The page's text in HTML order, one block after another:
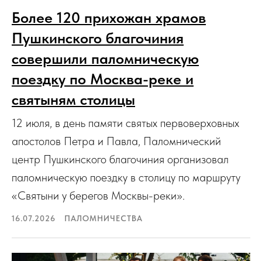
Более 120 прихожан храмов
Пушкинского благочиния
совершили паломническую
поездку по Москва-реке и
святыням столицы
12 июля, в день памяти святых первоверховных
апостолов Петра и Павла, Паломнический
центр Пушкинского благочиния организовал
паломническую поездку в столицу по маршруту
«Святыни у берегов Москвы-реки».
16.07.2026 ПАЛОМНИЧЕСТВА